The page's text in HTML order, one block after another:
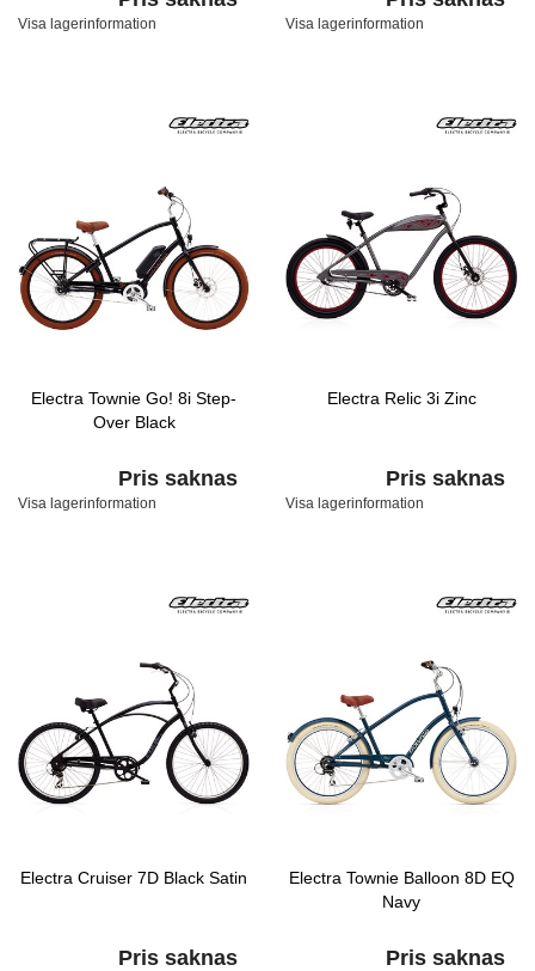
Visa lagerinformation Visa lagerinformation
Electra Townie Go! 8i Step-
Over Black
Pris saknas
Visa lagerinformation
Electra Relic 3i Zinc
Pris saknas
Visa lagerinformation
Electra Cruiser 7D Black Satin
Pris saknas
Electra Townie Balloon 8D EQ
Navy
Pris saknas